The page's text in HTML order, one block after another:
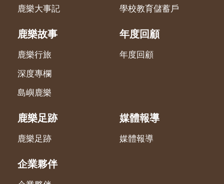
鹿樂大事記 學校教育儲蓄戶
鹿樂故事
鹿樂行旅
深度專欄
島嶼鹿樂
年度回顧
年度回顧
鹿樂足跡
鹿樂足跡
媒體報導
媒體報導
企業夥伴